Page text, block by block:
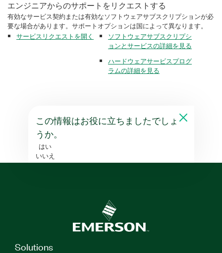
エンジニアからのサポートをリクエストする
有効なサービス契約または有効なソフトウェアサブスクリプションが必
要な場合があります。サポートオプションは国によって異なります。
サービスリクエストを開く
ソフトウェアサブスクリプシ
ョンとサービスの詳細を見る
ハードウェアサービスプログ
ラムの詳細を見る
この情報はお役に立ちましたでしょ
うか。
はい
いいえ
Solutions